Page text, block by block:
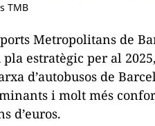
TMB
Metropolitans de
pla estratègic per al
d’autobusos de
i molt més
d’euros.